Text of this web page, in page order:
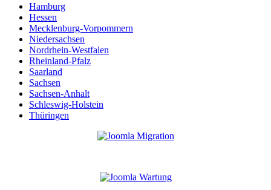
Hamburg
Hessen
Mecklenburg-Vorpommern
Niedersachsen
Nordrhein-Westfalen
Rheinland-Pfalz
Saarland
Sachsen
Sachsen-Anhalt
Schleswig-Holstein
Thüringen